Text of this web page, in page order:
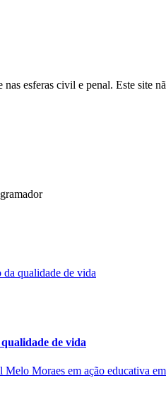
esferas civil e penal. Este site
de vida